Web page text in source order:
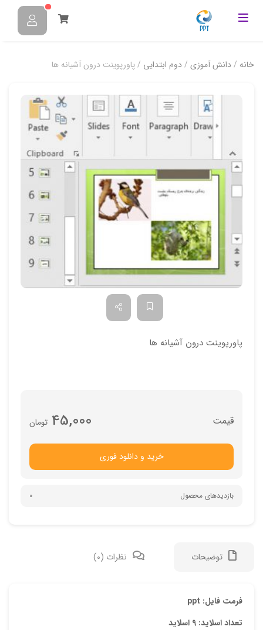
خانه /دانش آموزی /دوم ابتدایی / پاورپوینت درون آشیانه ها
پاورپوینت درون آشیانه ها
تومان 45,000
خرید و دانلود فوری
بازدیدهای محصول 0
توضیحات نظرات (0)
فرمت فایل: ppt
تعداد اسلاید: 9 اسلاید